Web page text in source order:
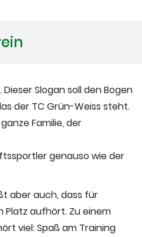
Slogan soll den Bogen
der TC Grün-Weiss steht.
Familie, der
genauso wie der
aber auch, dass für
Platz aufhört. Zu einem
viel: Spaß am Training